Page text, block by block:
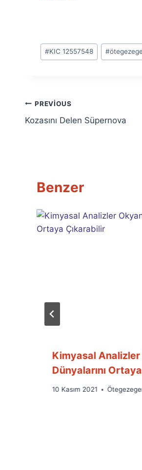
Post
Tags:
#KIC 12557548 #
Yazı
gezinmesi
PREVIOUS
Kozasını Delen Süpernova
Benzer
Kimyasal
Dünyalarını
By
10 Kasım 2021